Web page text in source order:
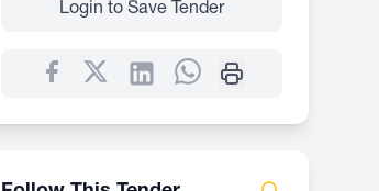
Login to Save Tender